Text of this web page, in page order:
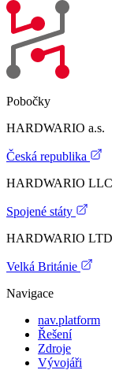
Pobočky
HARDWARIO a.s.
Česká republika
HARDWARIO LLC
Spojené státy
HARDWARIO LTD
Velká Británie
Navigace
nav.platform
Řešení
Zdroje
Vývojáři